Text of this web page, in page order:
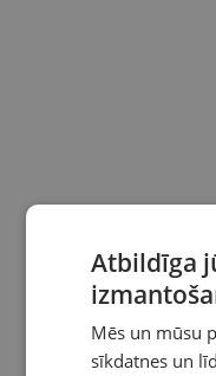
Atbildīga
Mēs un mūsu
sīkdatnes un